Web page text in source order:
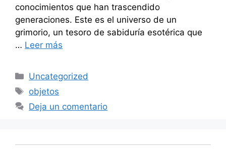
conocimientos que han trascendido
generaciones. Este es el universo de un
grimorio, un tesoro de sabiduría esotérica que
… Leer más
Categorías
Uncategorized
Etiquetas
objetos
Deja un comentario